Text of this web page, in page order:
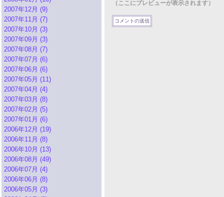
2007年12月 (9)
2007年11月 (7)
2007年10月 (3)
2007年09月 (3)
2007年08月 (7)
2007年07月 (6)
2007年06月 (6)
2007年05月 (11)
2007年04月 (4)
2007年03月 (8)
2007年02月 (5)
2007年01月 (6)
2006年12月 (19)
2006年11月 (8)
2006年10月 (13)
2006年08月 (49)
2006年07月 (4)
2006年06月 (8)
2006年05月 (3)
（ここにプレビューが表示されます）